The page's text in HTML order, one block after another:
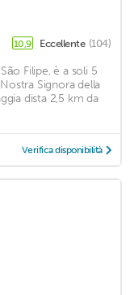
10,9 Eccellente (104)
Filipe, è a soli 5
Signora della
dista 2,5 km da
Verifica disponibilità